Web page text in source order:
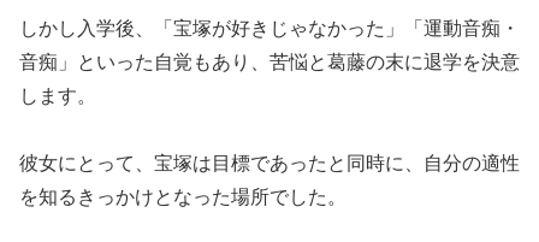
しかし入学後、「宝塚が好きじゃなかった」「運動音痴・
音痴」といった自覚もあり、苦悩と葛藤の末に退学を決意
します。
彼女にとって、宝塚は目標であったと同時に、自分の適性
を知るきっかけとなった場所でした。